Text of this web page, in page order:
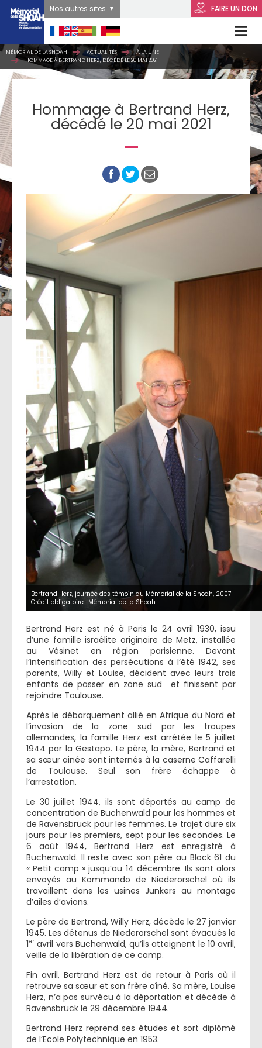
FAIRE UN DON
Nos autres sites
MÉMORIAL DE LA SHOAH ACTUALITÉS
À LA UNE
HOMMAGE À BERTRAND HERZ, DÉCÉDÉ LE 20 MAI 2021
Hommage à Bertrand Herz,
décédé le 20 mai 2021
Bertrand Herz, journée des témoin au Mémorial de la Shoah, 2007
Crédit obligatoire : Mémorial de la Shoah
Bertrand Herz est né à Paris le 24 avril 1930, issu
d’une famille israélite originaire de Metz, installée
au Vésinet en région parisienne. Devant
l’intensification des persécutions à l’été 1942, ses
parents, Willy et Louise, décident avec leurs trois
enfants de passer en zone sud et finissent par
rejoindre Toulouse.
Après le débarquement allié en Afrique du Nord et
l’invasion de la zone sud par les troupes
allemandes, la famille Herz est arrêtée le 5 juillet
1944 par la Gestapo. Le père, la mère, Bertrand et
sa sœur ainée sont internés à la caserne Caffarelli
de Toulouse. Seul son frère échappe à
l’arrestation.
Le 30 juillet 1944, ils sont déportés au camp de
concentration de Buchenwald pour les hommes et
de Ravensbrück pour les femmes. Le trajet dure six
jours pour les premiers, sept pour les secondes. Le
6 août 1944, Bertrand Herz est enregistré à
Buchenwald. Il reste avec son père au Block 61 du
« Petit camp » jusqu’au 14 décembre. Ils sont alors
envoyés au Kommando de Niederorschel où ils
travaillent dans les usines Junkers au montage
d’ailes d’avions.
Le père de Bertrand, Willy Herz, décède le 27 janvier
1945. Les détenus de Niederorschel sont évacués le
1er avril vers Buchenwald, qu’ils atteignent le 10 avril,
veille de la libération de ce camp.
Fin avril, Bertrand Herz est de retour à Paris où il
retrouve sa sœur et son frère aîné. Sa mère, Louise
Herz, n’a pas survécu à la déportation et décède à
Ravensbrück le 29 décembre 1944.
Bertrand Herz reprend ses études et sort diplômé
de l’Ecole Polytechnique en 1953.